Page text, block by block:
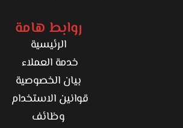
روابط هامة
الرئيسية
خدمة العملاء
بيان الخصوصية
قوانين الاستخدام
وظائف